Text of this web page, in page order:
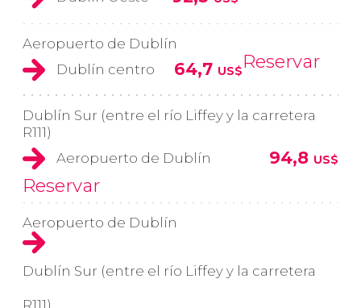
Aeropuerto de Dublín
Dublín centro
64,7 US$Reservar
Dublín Sur (entre el río Liffey y la carretera
R111)
Aeropuerto de Dublín
94,8 US$
Reservar
Aeropuerto de Dublín
Dublín Sur (entre el río Liffey y la carretera
R111)